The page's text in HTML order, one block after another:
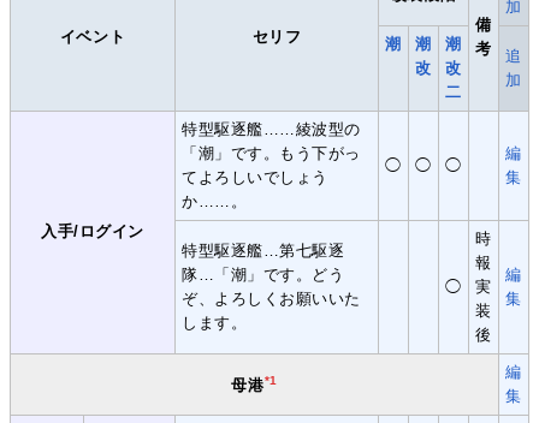
イベント セリフ
備
考
加
潮
潮
改
潮
改
二
追
加
入手/ログイン
特型駆逐艦……綾波型の
「潮」です。もう下がっ
てよろしいでしょう
か……。
◯ ◯ ◯
編
集
特型駆逐艦…第七駆逐
隊…「潮」です。どう
ぞ、よろしくお願いいた
します。
◯
時
報
実
装
後
編
集
母港*1
編
集